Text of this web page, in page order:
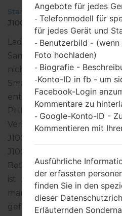
Startseite →Galaxy J1 →
Laden Sie das
Samsung Galaxy J1
nicht zu überprüfen, ob
Smartphones dem
entspricht. Der
PHILIPPINES. Das
Version
Betriebssystemversion
ist Android KitKat 4.4.4.
man die Standart -
geflascht wird,gibt es hier
Angebote für jedes
- Telefonmodell für
für jedes Gerät und
- Benutzerbild - (wenn
Foto hochladen)
- Biografie -
-Konto-ID in fb - um
Facebook-Login
Kommentare zu
- Google-Konto-ID -
Kommentieren mit
Ausführliche
der erfassten
finden Sie in den
dieser
Erläuternden